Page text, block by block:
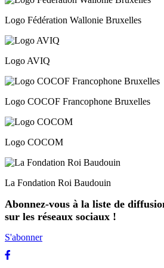
Logo Fédération Wallonie Bruxelles
Logo AVIQ
Logo COCOF Francophone Bruxelles
Logo COCOM
La Fondation Roi Baudouin
Abonnez-vous à la liste de
sur les réseaux sociaux !
S'abonner